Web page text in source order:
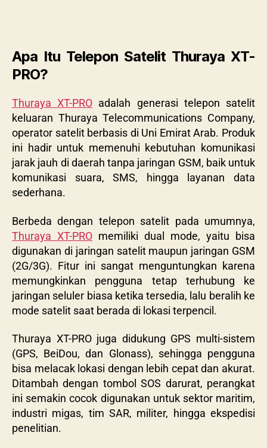
Apa Itu Telepon Satelit Thuraya XT-
PRO?
Thuraya XT-PRO adalah generasi telepon satelit
keluaran Thuraya Telecommunications Company,
operator satelit berbasis di Uni Emirat Arab. Produk
ini hadir untuk memenuhi kebutuhan komunikasi
jarak jauh di daerah tanpa jaringan GSM, baik untuk
komunikasi suara, SMS, hingga layanan data
sederhana.
Berbeda dengan telepon satelit pada umumnya,
Thuraya XT-PRO memiliki dual mode, yaitu bisa
digunakan di jaringan satelit maupun jaringan GSM
(2G/3G). Fitur ini sangat menguntungkan karena
memungkinkan pengguna tetap terhubung ke
jaringan seluler biasa ketika tersedia, lalu beralih ke
mode satelit saat berada di lokasi terpencil.
Thuraya XT-PRO juga didukung GPS multi-sistem
(GPS, BeiDou, dan Glonass), sehingga pengguna
bisa melacak lokasi dengan lebih cepat dan akurat.
Ditambah dengan tombol SOS darurat, perangkat
ini semakin cocok digunakan untuk sektor maritim,
industri migas, tim SAR, militer, hingga ekspedisi
penelitian.